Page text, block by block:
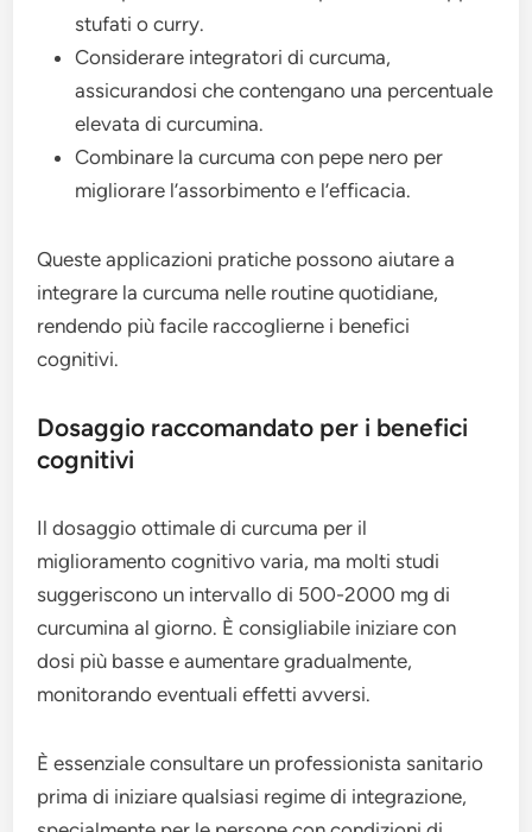
stufati o curry.
Considerare integratori di curcuma,
assicurandosi che contengano una percentuale
elevata di curcumina.
Combinare la curcuma con pepe nero per
migliorare l’assorbimento e l’efficacia.
Queste applicazioni pratiche possono aiutare a
integrare la curcuma nelle routine quotidiane,
rendendo più facile raccoglierne i benefici
cognitivi.
Dosaggio raccomandato per i benefici
cognitivi
Il dosaggio ottimale di curcuma per il
miglioramento cognitivo varia, ma molti studi
suggeriscono un intervallo di 500-2000 mg di
curcumina al giorno. È consigliabile iniziare con
dosi più basse e aumentare gradualmente,
monitorando eventuali effetti avversi.
È essenziale consultare un professionista sanitario
prima di iniziare qualsiasi regime di integrazione,